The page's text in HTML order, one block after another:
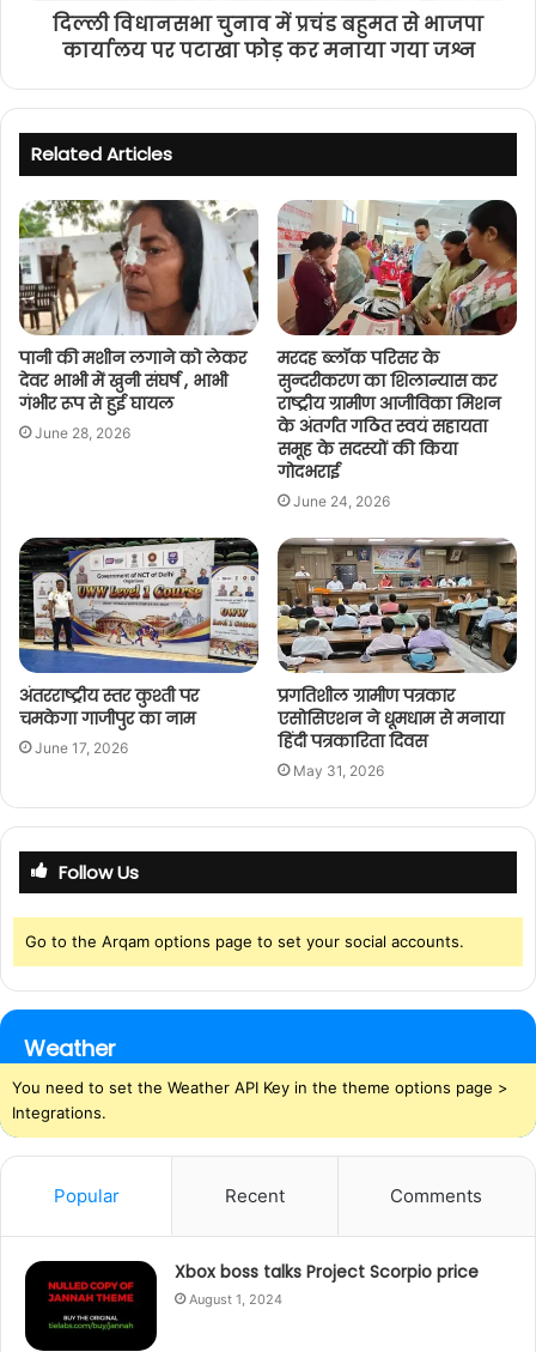
दिल्ली विधानसभा चुनाव में प्रचंड बहुमत से भाजपा
कार्यालय पर पटाखा फोड़ कर मनाया गया जश्न
Related Articles
पानी की मशीन लगाने को लेकर
देवर भाभी में खुनी संघर्ष , भाभी
गंभीर रूप से हुई घायल
June 28, 2026
मरदह ब्लॉक परिसर के
सुन्दरीकरण का शिलान्यास कर
राष्ट्रीय ग्रामीण आजीविका मिशन
के अंतर्गत गठित स्वयं सहायता
समूह के सदस्यों की किया
गोदभराई
June 24, 2026
अंतरराष्ट्रीय स्तर कुश्ती पर
चमकेगा गाजीपुर का नाम
June 17, 2026
प्रगतिशील ग्रामीण पत्रकार
एसोसिएशन ने धूमधाम से मनाया
हिंदी पत्रकारिता दिवस
May 31, 2026
Follow Us
Go to the Arqam options page to set your social accounts.
Weather
You need to set the Weather API Key in the theme options page >
Integrations.
Popular Recent Comments
Xbox boss talks Project Scorpio price
August 1, 2024